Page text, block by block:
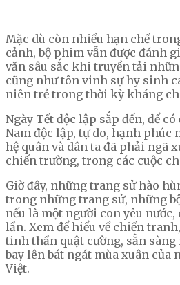
Mặc dù còn nhiều hạn chế
cảnh, bộ phim vẫn được đánh
văn sâu sắc khi truyền tải
cũng như tôn vinh sự hy sinh
niên trẻ trong thời kỳ kháng
Ngày Tết độc lập sắp đến, để
Nam độc lập, tự do, hạnh phúc
hệ quân và dân ta đã phải ngã
chiến trường, trong các cuộc
Giờ đây, những trang sử hào
trong những trang sử, những
nếu là một người con yêu
lần. Xem để hiểu về chiến
tinh thần quật cường, sẵn sàng
bay lên bát ngát mùa xuân của
Việt.